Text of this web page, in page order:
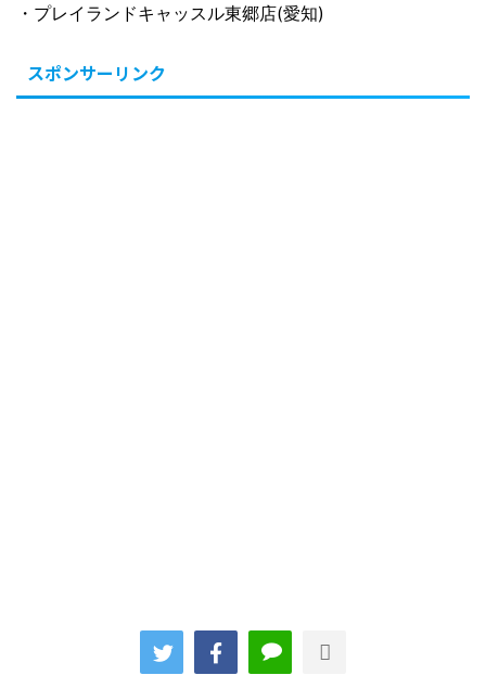
・プレイランドキャッスル東郷店(愛知)
スポンサーリンク